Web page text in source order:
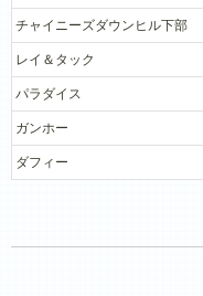
チャイニーズダウンヒル下部
レイ＆タック
パラダイス
ガンホー
ダフィー